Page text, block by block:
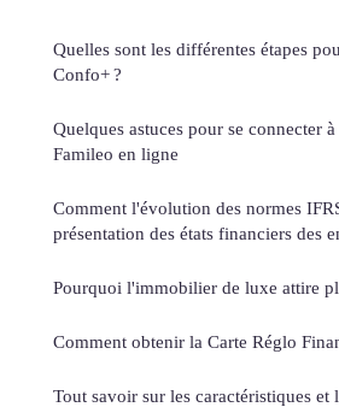
Quelles sont les différentes étapes
Confo+ ?
Quelques astuces pour se connecter
Famileo en ligne
Comment l'évolution des normes
présentation des états financiers des
Pourquoi l'immobilier de luxe attire
Comment obtenir la Carte Réglo
Tout savoir sur les caractéristiques et